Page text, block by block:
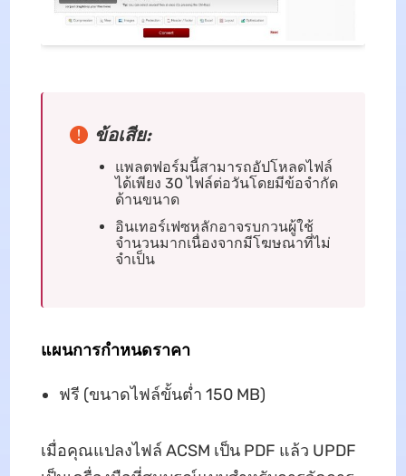
ข้อเสีย:
แพลตฟอร์มนี้สามารถอัปโหลดไฟล์
ได้เพียง 30 ไฟล์ต่อวันโดยมีข้อจำกัด
ด้านขนาด
อินเทอร์เฟซหลักอาจรบกวนผู้ใช้
จำนวนมากเนื่องจากมีโฆษณาที่ไม่
จำเป็น
แผนการกำหนดราคา
ฟรี (ขนาดไฟล์ขั้นต่ำ 150 MB)
เมื่อคุณแปลงไฟล์ ACSM เป็น PDF แล้ว UPDF